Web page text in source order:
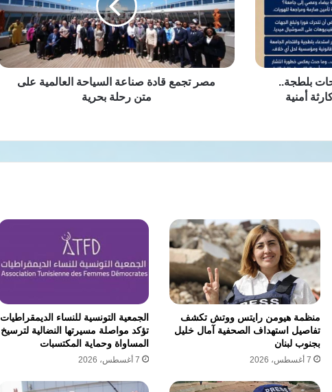
بلطجة..
أمنية
السياحة
العالمية
على
متن
رحلة
مصر تجمع قادة صناعة السياحة العالمية على
متن رحلة بحرية
منظمة هيومن رايتس ووتش تكشف
تفاصيل استهداف الصحفية آمال خليل
بجنوب لبنان
7 أغسطس، 2026
الجمعية التونسية للنساء الديمقراطيات
تؤكد مواصلة مسيرتها النضالية لترسيخ
المساواة وحماية المكتسبات
7 أغسطس، 2026